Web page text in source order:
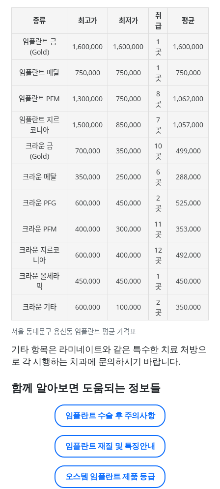
서울 동대문구 용신동 임플란트 평균 가격표
종류 최고가 최저가
취
급
평균
임플란트 금
(Gold)
1,600,000 1,600,000
1
곳
1,600,000
임플란트 메탈 750,000 750,000
1
곳
750,000
임플란트 PFM 1,300,000 750,000
8
곳
1,062,000
임플란트 지르
코니아
1,500,000 850,000
7
곳
1,057,000
크라운 금
(Gold)
700,000 350,000
10
곳
499,000
크라운 메탈 350,000 250,000
6
곳
288,000
크라운 PFG 600,000 450,000
2
곳
525,000
크라운 PFM 400,000 300,000
11
곳
353,000
크라운 지르코
니아
600,000 400,000
12
곳
492,000
크라운 올세라
믹
450,000 450,000
1
곳
450,000
크라운 기타 600,000 100,000
2
곳
350,000
기타 항목은 라미네이트와 같은 특수한 치료 처방으
로 각 시행하는 치과에 문의하시기 바랍니다.
함께 알아보면 도움되는 정보들
임플란트 수술 후 주의사항
임플란트 재질 및 특징안내
오스템 임플란트 제품 등급